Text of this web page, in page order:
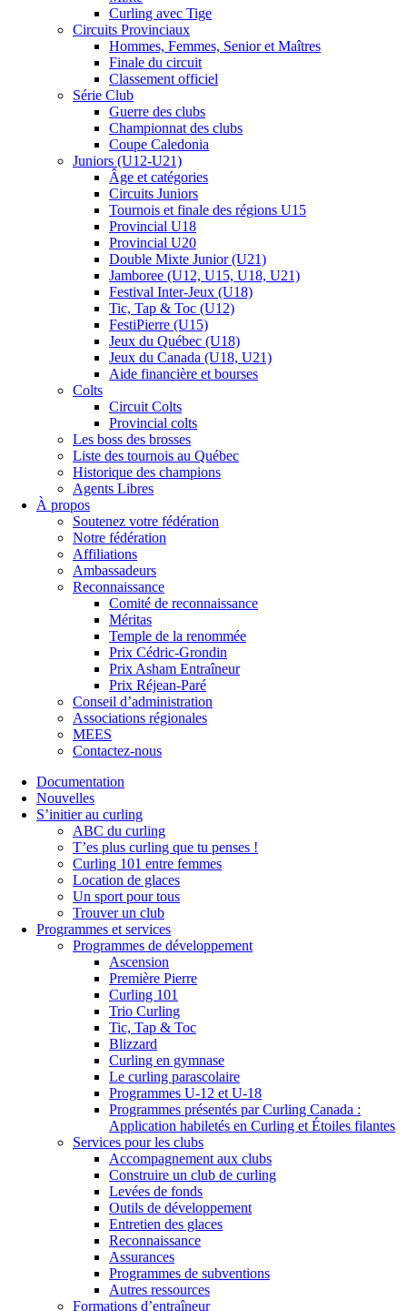
Curling avec Tige
Circuits Provinciaux
Hommes, Femmes, Senior et Maîtres
Finale du circuit
Classement officiel
Série Club
Guerre des clubs
Championnat des clubs
Coupe Caledonia
Juniors (U12-U21)
Âge et catégories
Circuits Juniors
Tournois et finale des régions U15
Provincial U18
Provincial U20
Double Mixte Junior (U21)
Jamboree (U12, U15, U18, U21)
Festival Inter-Jeux (U18)
Tic, Tap & Toc (U12)
FestiPierre (U15)
Jeux du Québec (U18)
Jeux du Canada (U18, U21)
Aide financière et bourses
Colts
Circuit Colts
Provincial colts
Les boss des brosses
Liste des tournois au Québec
Historique des champions
Agents Libres
À propos
Soutenez votre fédération
Notre fédération
Affiliations
Ambassadeurs
Reconnaissance
Comité de reconnaissance
Méritas
Temple de la renommée
Prix Cédric-Grondin
Prix Asham Entraîneur
Prix Réjean-Paré
Conseil d’administration
Associations régionales
MEES
Contactez-nous
Documentation
Nouvelles
S’initier au curling
ABC du curling
T’es plus curling que tu penses !
Curling 101 entre femmes
Location de glaces
Un sport pour tous
Trouver un club
Programmes et services
Programmes de développement
Ascension
Première Pierre
Curling 101
Trio Curling
Tic, Tap & Toc
Blizzard
Curling en gymnase
Le curling parascolaire
Programmes U-12 et U-18
Programmes présentés par Curling Canada :
Application habiletés en Curling et Étoiles filantes
Services pour les clubs
Accompagnement aux clubs
Construire un club de curling
Levées de fonds
Outils de développement
Entretien des glaces
Reconnaissance
Assurances
Programmes de subventions
Autres ressources
Formations d’entraîneur